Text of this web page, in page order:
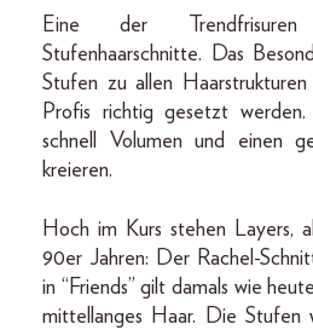
Eine der Trendfrisuren
Stufenhaarschnitte. Das
Stufen zu allen
Profis richtig gesetzt
schnell Volumen und einen
kreieren.
Hoch im Kurs stehen Layers,
90er Jahren: Der Rachel-
in “Friends” gilt damals wie
mittellanges Haar. Die Stufen